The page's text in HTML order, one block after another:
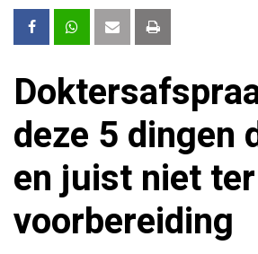
deze 5 dingen
en juist niet ter
voorbereiding